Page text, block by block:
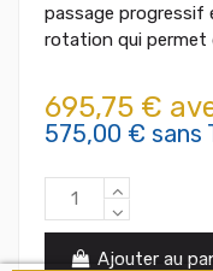
passage progressif
rotation qui permet
695,75 €
575,00 € sans
Ajouter au